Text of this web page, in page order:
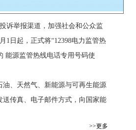
诉举报渠道，加强社会和公众监
1日起，正式将“12398电力监管热
能源监管热线电话专用号码使
、天然气、新能源与可再生能源
传真、电子邮件方式，向国家能
>>更多